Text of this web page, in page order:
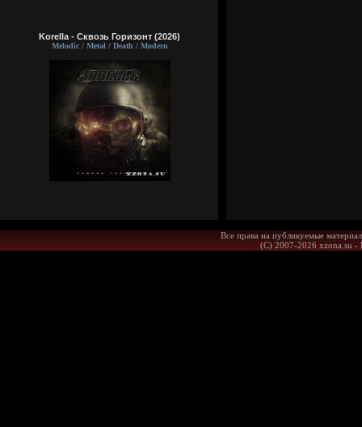
Korella - Сквозь Горизонт (2026)
Melodic / Metal / Death / Modern
Все права на публикуемые
(С) 2007-2026 xzona.su -